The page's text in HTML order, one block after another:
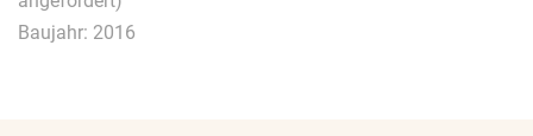
Baujahr: 2016